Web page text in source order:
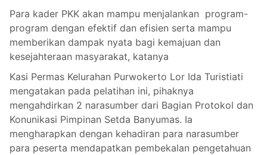
Para kader PKK akan mampu menjalankan program-
program dengan efektif dan efisien serta mampu
memberikan dampak nyata bagi kemajuan dan
kesejahteraan masyarakat, katanya
Kasi Permas Kelurahan Purwokerto Lor Ida Turistiati
mengatakan pada pelatihan ini, pihaknya
mengahdirkan 2 narasumber dari Bagian Protokol dan
Konunikasi Pimpinan Setda Banyumas. Ia
mengharapkan dengan kehadiran para narasumber
para peserta mendapatkan pembekalan pengetahuan